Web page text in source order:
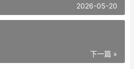
2026-05-20
下一篇 »